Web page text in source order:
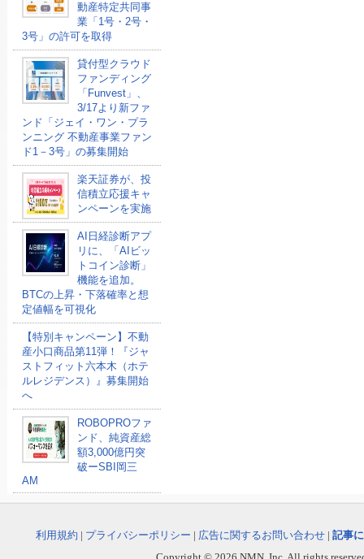
動産特定共同事
業「1号・2号・
3号」の許可を取得
貸付型クラウド
ファンディング
「Funvest」、
3/17より新ファ
ンド「ジェイ・ワン・プラ
ンニング 不動産事業ファン
ド1－3号」の募集開始
楽天証券が、投
信積立応援キャ
ンペーンを実施
AI日経診断アプ
リに、「AIビッ
トコイン診断」
機能を追加。
BTCの上昇・下落確率と想
定値幅を可視化
【特別キャンペーン】不動
産小口商品第11弾！『ジャ
ストフィット六本木（ホテ
ルレジデンス）』募集開始
へ
ROBOPROファ
ンド、純資産総
額3,000億円突
破ーSBI岡三
AM
利用規約 | プライバシーポリシー | 広告に関するお問い合わせ | 記事